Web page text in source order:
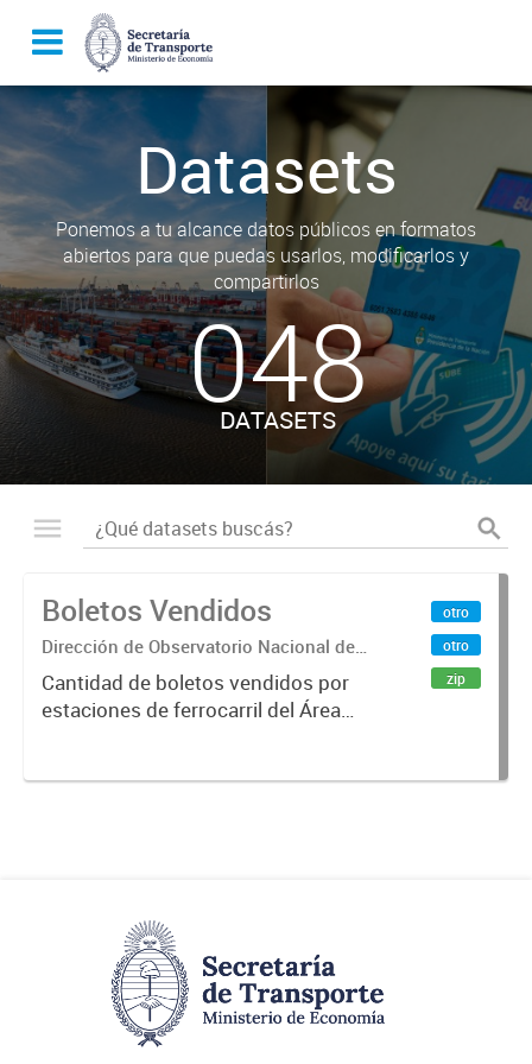
Datasets
Ponemos a tu alcance datos públicos en formatos
abiertos para que puedas usarlos, modificarlos y
compartirlos
048
DATASETS
Boletos Vendidos
Dirección de Observatorio Nacional de
Transporte
Cantidad de boletos vendidos por
estaciones de ferrocarril del Área
Fuente: Sig Planificación. Año
otro
otro
zip